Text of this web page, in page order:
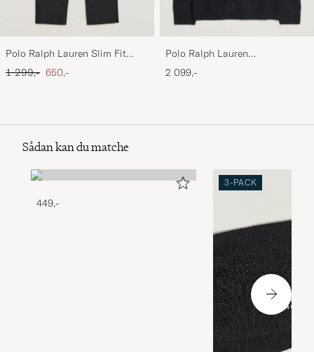
Polo Ralph Lauren Slim Fit
Stretch Chinos Black
Ordinary pris
1 299,- Nedsat pris
650,-
Polo Ralph Lauren
Wool/Cashmere Cable Half Zip
Polo Black
2 099,-
Sådan kan du matche
449,-
3-PACK